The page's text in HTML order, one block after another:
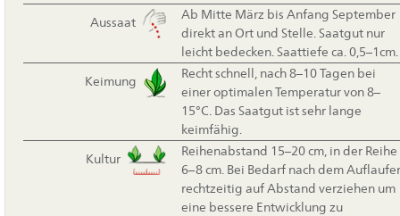
Aussaat
Ab Mitte März bis Anfang September
direkt an Ort und Stelle. Saatgut nur
leicht bedecken. Saattiefe ca. 0,5–1cm.
Keimung
Recht schnell, nach 8–10 Tagen bei
einer optimalen Temperatur von 8–
15°C. Das Saatgut ist sehr lange
keimfähig.
Kultur
Reihenabstand 15–20 cm, in der Reihe
6–8 cm. Bei Bedarf nach dem
rechtzeitig auf Abstand verziehen um
eine bessere Entwicklung zu